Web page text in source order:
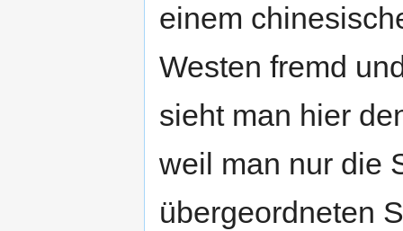
einem
Westen fremd
sieht man hier
weil man nur die
übergeordneten